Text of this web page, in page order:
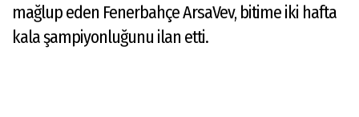
mağlup eden Fenerbahçe ArsaVev, bitime iki hafta
kala şampiyonluğunu ilan etti.